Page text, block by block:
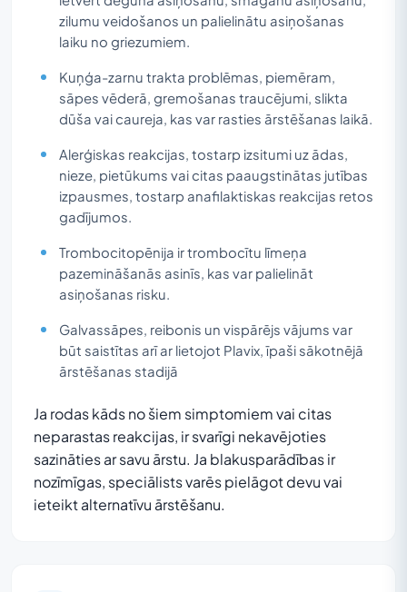
zilumu veidošanos un palielinātu asiņošanas
laiku no griezumiem.
Kuņģa-zarnu trakta problēmas, piemēram,
sāpes vēderā, gremošanas traucējumi, slikta
dūša vai caureja, kas var rasties ārstēšanas laikā.
Alerģiskas reakcijas, tostarp izsitumi uz ādas,
nieze, pietūkums vai citas paaugstinātas jutības
izpausmes, tostarp anafilaktiskas reakcijas retos
gadījumos.
Trombocitopēnija ir trombocītu līmeņa
pazemināšanās asinīs, kas var palielināt
asiņošanas risku.
Galvassāpes, reibonis un vispārējs vājums var
būt saistītas arī ar lietojot Plavix, īpaši sākotnējā
ārstēšanas stadijā
Ja rodas kāds no šiem simptomiem vai citas
neparastas reakcijas, ir svarīgi nekavējoties
sazināties ar savu ārstu. Ja blakusparādības ir
nozīmīgas, speciālists varēs pielāgot devu vai
ieteikt alternatīvu ārstēšanu.